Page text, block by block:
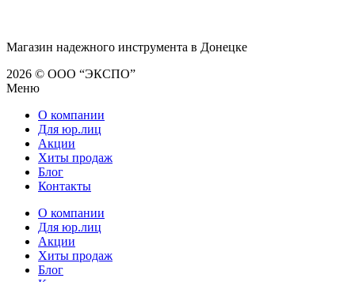
Магазин надежного инструмента в Донецке
2026 © ООО “ЭКСПО”
Меню
О компании
Для юр.лиц
Акции
Хиты продаж
Блог
Контакты
О компании
Для юр.лиц
Акции
Хиты продаж
Блог